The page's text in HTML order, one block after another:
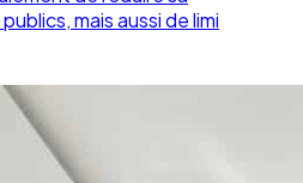
mais aussi de limi